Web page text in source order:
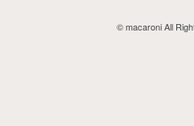
© macaroni All